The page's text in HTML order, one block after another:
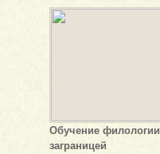
Обучение филологии
заграницей